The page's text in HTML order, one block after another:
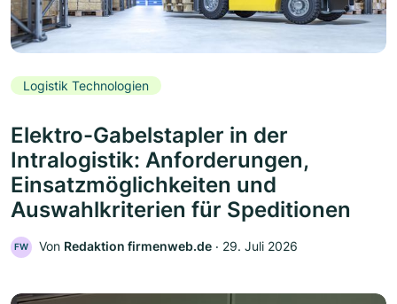
Logistik Technologien
Elektro-Gabelstapler in der
Intralogistik: Anforderungen,
Einsatzmöglichkeiten und
Auswahlkriterien für Speditionen
FW Von Redaktion firmenweb.de ‧ 29. Juli 2026